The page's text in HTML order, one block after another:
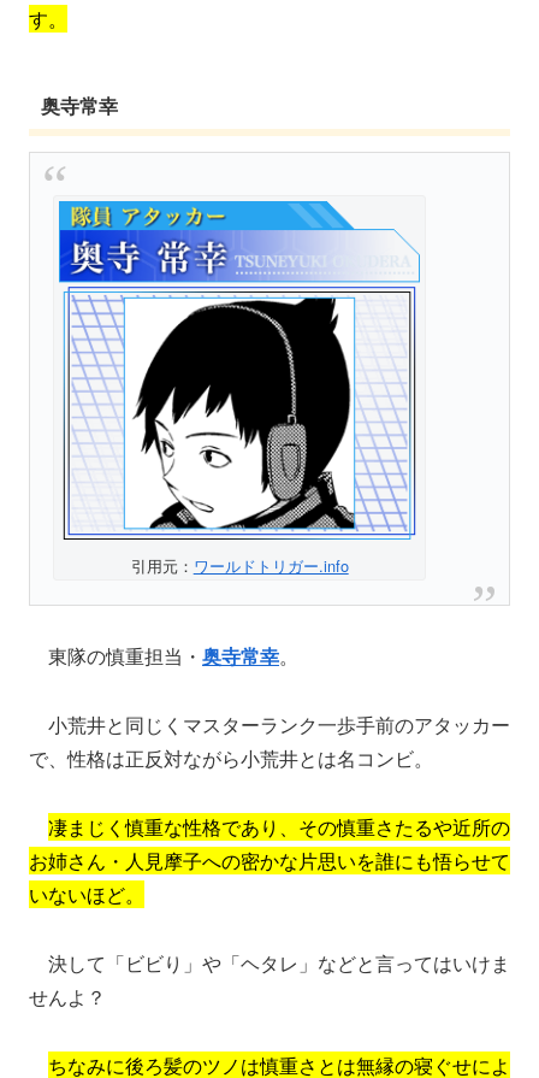
す。
奥寺常幸
引用元： ワールドトリガー.info
東隊の慎重担当・ 奥寺常幸。
小荒井と同じくマスターランク一歩手前のアタッカー
で、性格は正反対ながら小荒井とは名コンビ。
凄まじく慎重な性格であり、その慎重さたるや近所の
お姉さん・人見摩子への密かな片思いを誰にも悟らせて
いないほど。
決して「ビビり」や「ヘタレ」などと言ってはいけま
せんよ？
ちなみに後ろ髪のツノは慎重さとは無縁の寝ぐせによ